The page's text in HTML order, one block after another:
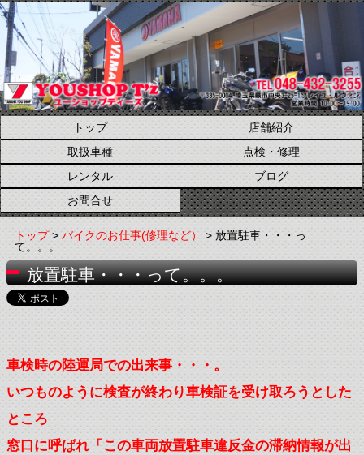
トップ
店舗紹介
取扱車種
点検・修理
レンタル
ブログ
お問合せ
トップ>バイクのお仕事(修理など）> 放置駐車・・・っ
て。。。
放置駐車・・・って。。。
車検時の陸運局での出来事・・・。
いつものように検査が終わり車検証を受け取ろうとした
ところ
窓口に呼ばれ「この車両放置駐車違反金の滞納情報が出